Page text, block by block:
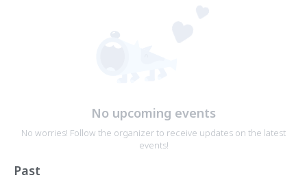
No upcoming events
No worries! Follow the organizer to receive updates on the latest
events!
Past